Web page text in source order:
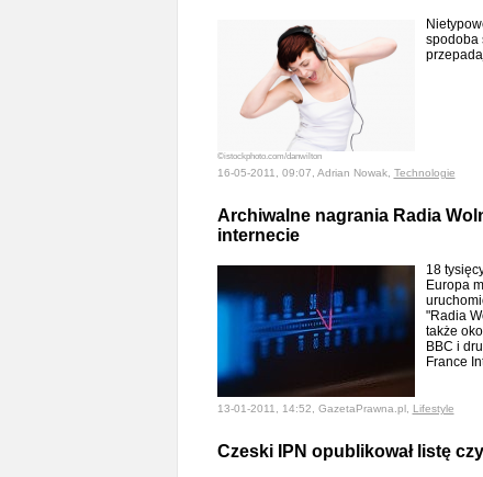
©istockphoto.com/danwilton
spodoba
16-05-2011, 09:07, Adrian Nowak, Technologie
Archiwalne nagrania Radia
internecie
18
Europa
"Radia
także
BBC i
France
13-01-2011, 14:52, GazetaPrawna.pl, Lifestyle
Czeski IPN opublikował listę